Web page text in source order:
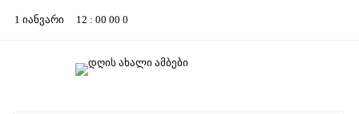
1 იანვარი 12 : 00 00 0